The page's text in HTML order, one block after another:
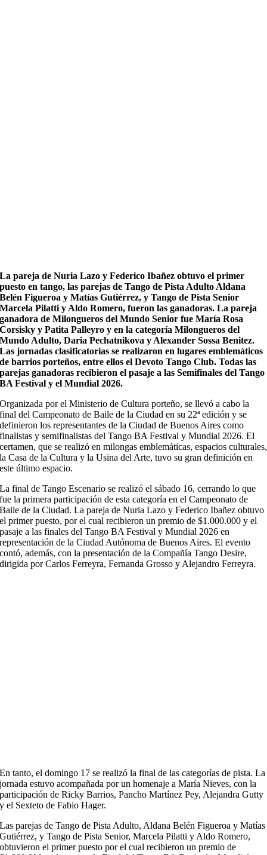
La pareja de Nuria Lazo y Federico Ibañez obtuvo el primer
puesto en tango, las parejas de Tango de Pista Adulto Aldana
Belén Figueroa y Matías Gutiérrez, y Tango de Pista Senior
Marcela Pilatti y Aldo Romero, fueron las ganadoras. La pareja
ganadora de Milongueros del Mundo Senior fue María Rosa
Corsisky y Patita Palleyro y en la categoría Milongueros del
Mundo Adulto, Daria Pechatnikova y Alexander Sossa Benitez.
Las jornadas clasificatorias se realizaron en lugares emblemáticos
de barrios porteños, entre ellos el Devoto Tango Club. Todas las
parejas ganadoras recibieron el pasaje a las Semifinales del Tango
BA Festival y el Mundial 2026.
Organizada por el Ministerio de Cultura porteño, se llevó a cabo la
final del Campeonato de Baile de la Ciudad en su 22ª edición y se
definieron los representantes de la Ciudad de Buenos Aires como
finalistas y semifinalistas del Tango BA Festival y Mundial 2026. El
certamen, que se realizó en milongas emblemáticas, espacios culturales,
la Casa de la Cultura y la Usina del Arte, tuvo su gran definición en
este último espacio.
La final de Tango Escenario se realizó el sábado 16, cerrando lo que
fue la primera participación de esta categoría en el Campeonato de
Baile de la Ciudad. La pareja de Nuria Lazo y Federico Ibañez obtuvo
el primer puesto, por el cual recibieron un premio de $1.000.000 y el
pasaje a las finales del Tango BA Festival y Mundial 2026 en
representación de la Ciudad Autónoma de Buenos Aires. El evento
contó, además, con la presentación de la Compañía Tango Desire,
dirigida por Carlos Ferreyra, Fernanda Grosso y Alejandro Ferreyra.
En tanto, el domingo 17 se realizó la final de las categorías de pista. La
jornada estuvo acompañada por un homenaje a María Nieves, con la
participación de Ricky Barrios, Pancho Martínez Pey, Alejandra Gutty
y el Sexteto de Fabio Hager.
Las parejas de Tango de Pista Adulto, Aldana Belén Figueroa y Matías
Gutiérrez, y Tango de Pista Senior, Marcela Pilatti y Aldo Romero,
obtuvieron el primer puesto por el cual recibieron un premio de